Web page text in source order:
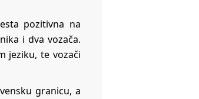
pozitivna na
i dva vozača.
jeziku, te vozači
granicu, a